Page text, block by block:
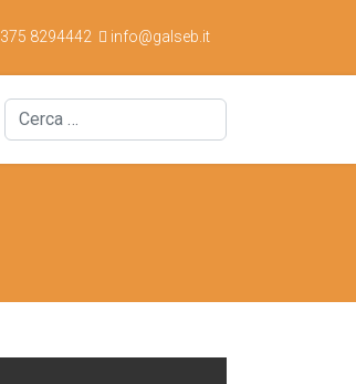
375 8294442 info@galseb.it
Cerca